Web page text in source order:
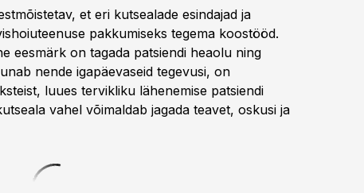
et eri kutsealade esindajad ja
pakkumiseks tegema koostööd.
eesmärk on tagada patsiendi heaolu ning
nende igapäevaseid tegevusi, on
luues tervikliku lähenemise patsiendi
vahel võimaldab jagada teavet, oskusi ja